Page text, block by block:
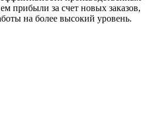
прибыли за счет новых заказов,
на более высокий уровень.